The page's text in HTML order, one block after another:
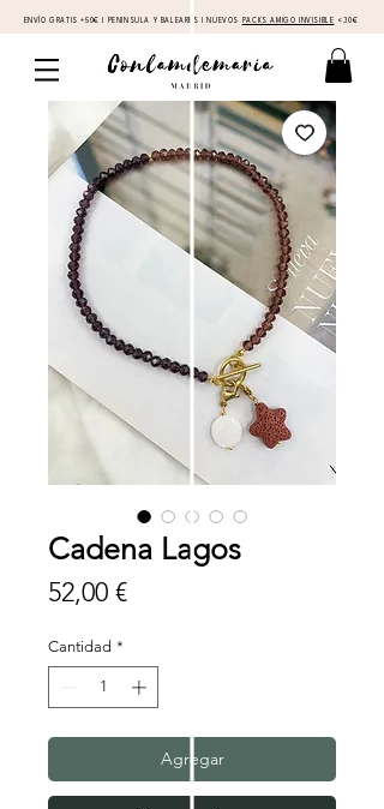
ENVÍO GRATIS +50€ I PENINSULA Y BALEARES I NUEVOS PACKS AMIGO INVISIBLE <30€
Cadena Lagos
52,00 €Precio
Cantidad *
Agregar